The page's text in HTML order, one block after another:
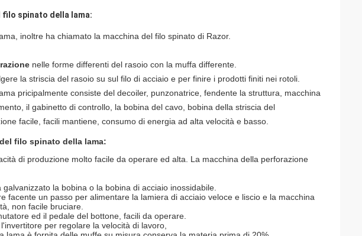
filo spinato della lama:
inoltre ha chiamato la macchina del filo spinato di Razor.
nelle forme differenti del rasoio con la muffa differente.
la striscia del rasoio su sul filo di acciaio e per finire i prodotti finiti nei rotoli.
pricipalmente consiste del decoiler, punzonatrice, fendente la struttura, macchina
il gabinetto di controllo, la bobina del cavo, bobina della striscia del
facile, facili mantiene, consumo di energia ad alta velocità e basso.
filo spinato della lama:
di produzione molto facile da operare ed alta. La macchina della perforazione
la bobina o la bobina di acciaio inossidabile.
facente un passo per alimentare la lamiera di acciaio veloce e liscio e la macchina
non facile bruciare.
ed il pedale del bottone, facili da operare.
per regolare la velocità di lavoro,